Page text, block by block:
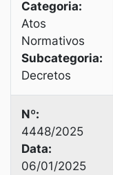
Categoria:
Atos
Normativos
Subcategoria:
Decretos
Nº:
4448/2025
Data:
06/01/2025